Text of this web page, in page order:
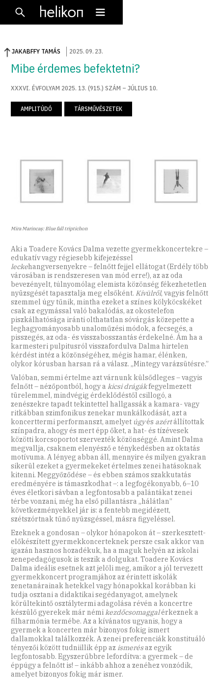
JAKABFFY TAMÁS 2025.09. 23.
Mibe érdemes befektetni?
XXXVI. ÉVFOLYAM 2025. 13. (915.) SZÁM – JÚLIUS 10.
AMPLITÚDÓ TÁRSMŰVÉSZETEK
Mira Marincaș: Blue fall triptichon
Aki a Toadere Kovács Dalma vezette gyermekkoncertekre –
edukatív vagy régiesebb kifejezéssel
leckehangversenyekre – felnőtt fejjel ellátogat (Erdély több
városában is rendszeresen van mód erre!), az az oda
bevezényelt, túlnyomólag elemista közönség fékezhetetlen
nyüzsgését tapasztalja meg elsőként. Kívülről, vagyis felnőtt
szemmel úgy tűnik, mintha ezeket a színes kölyköcskéket
csak az egymással való bakalódás, az okostelefon
piszkálhatósága iránti olthatatlan sóvárgás közepette a
leghagyományosabb unaloműzési módok, a fecsegés, a
pisszegés, az oda- és visszabosszantás érdekelné. Ám ha a
karmesteri pulpitusról visszafordulva Dalma hirtelen
kérdést intéz a közönségéhez, mégis hamar, élénken,
olykor kórusban harsan rá a válasz. „Mintegy varázsütésre.”
Valóban, semmi értelme azt várnunk külsődleges – vagyis
felnőtt – nézőpontból, hogy akicsi drágákfegyelmezett
türelemmel, mindvégig érdeklődéstől csillogó, a
zenészekre tapadt tekintettel hallgassák a kamara- vagy
ritkábban szimfonikus zenekar munkálkodását, azt a
koncerttermi performanszt, amelyet úgyés azértállítottak
színpadra, ahogy és mert épp őket, a hat- és tízévesek
közötti korcsoportot szervezték közönséggé. Amint Dalma
megvallja, csaknem elenyésző e ténykedésben az oktatás
motívuma. A lényeg abban áll, mennyire és milyen gyakran
sikerül ezeket a gyermekeket értelmes zenei hatásoknak
kitenni. Meggyőződése – és ebben számos szakkutatás
eredményére is támaszkodhat –: a legfogékonyabb, 6–10
éves életkori sávban a legfontosabb a palántákat zenei
térbe vonzani, még ha első pillantásra „hálátlan”
következményekkel jár is: a fentebb megidézett,
szétszórtnak tűnő nyüzsgéssel, másra figyeléssel.
Ezeknek a gondosan – olykor hónapokon át – szerkesztett-
előkészített gyermekkoncerteknek persze csak akkor van
igazán hasznos hozadékuk, ha a maguk helyén az iskolai
zenepedagógusok is teszik a dolgukat. Toadere Kovács
Dalma ideális esetnek azt jelöli meg, amikor a jól tervezett
gyermekkoncert programjához az érintett iskolák
zenetanárainak hetekkel vagy hónapokkal korábban ki
tudja osztani a didaktikai segédanyagot, amelynek
körültekintő osztálytermi adagolása révén a koncertre
készülő gyerekek már némikezdőcsomaggalérkeznek a
filharmónia termébe. Az a kívánatos ugyanis, hogy a
gyermek a koncerten már bizonyos fokig ismert
dallamokkal találkozzék. A zenei preferenciák konstituáló
tényezői között tudniillik épp az ismerésaz egyik
legfontosabb. Egyszerűbbre lefordítva: a gyermek – de
éppúgy a felnőtt is! – inkább ahhoz a zenéhez vonzódik,
amelyet bizonyos fokig már ismer.